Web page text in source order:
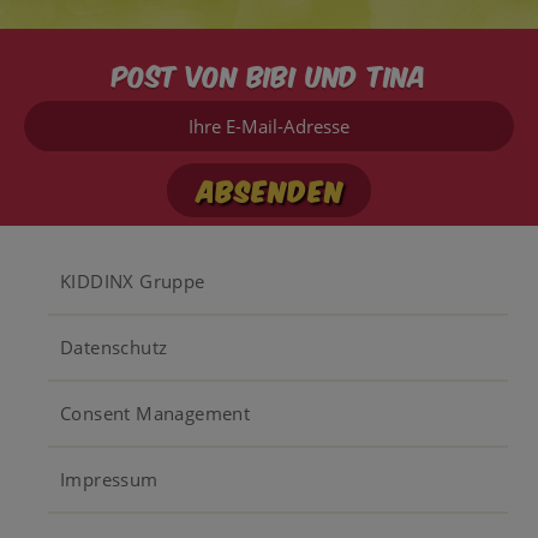
Post von Bibi und Tina
Ihre
Mail-
Footer
KIDDINX Gruppe
Datenschutz
Consent Management
Impressum